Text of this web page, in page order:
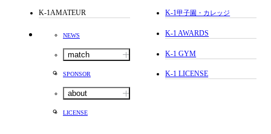
K-1AMATEUR
NEWS
match
SPONSOR
about
LICENSE
K-1甲子園・カレッジ
K-1 AWARDS
K-1 GYM
K-1 LICENSE